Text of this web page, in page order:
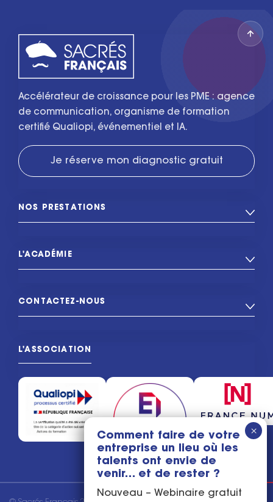
Accélérateur de croissance pour les PME : agence
de communication, organisme de formation
certifié Qualiopi, événementiel et IA.
Je réserve mon diagnostic gratuit
NOS PRESTATIONS
L'ACADÉMIE
CONTACTEZ-NOUS
L'ASSOCIATION
Comment faire de votre
entreprise un lieu où les
talents ont envie de
venir… et de rester ?
Nouveau – Webinaire gratuit